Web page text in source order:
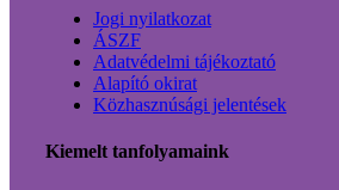
Jogi nyilatkozat
ÁSZF
Adatvédelmi tájékoztató
Alapító okirat
Közhasznúsági jelentések
Kiemelt tanfolyamaink